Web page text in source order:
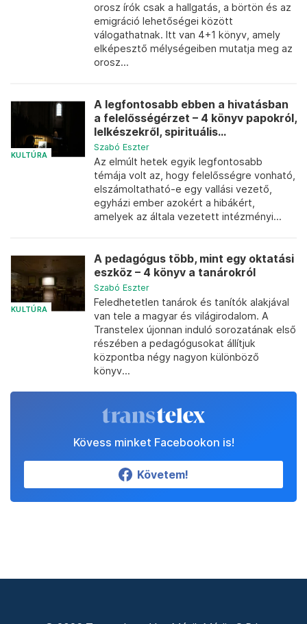
orosz írók csak a hallgatás, a börtön és az
emigráció lehetőségei között
válogathatnak. Itt van 4+1 könyv, amely
elképesztő mélységeiben mutatja meg az
orosz...
KULTÚRA
A legfontosabb ebben a hivatásban
a felelősségérzet – 4 könyv papokról,
lelkészekről, spirituális...
Szabó Eszter
Az elmúlt hetek egyik legfontosabb
témája volt az, hogy felelősségre vonható,
elszámoltatható-e egy vallási vezető,
egyházi ember azokért a hibákért,
amelyek az általa vezetett intézményi...
KULTÚRA
A pedagógus több, mint egy oktatási
eszköz – 4 könyv a tanárokról
Szabó Eszter
Feledhetetlen tanárok és tanítók alakjával
van tele a magyar és világirodalom. A
Transtelex újonnan induló sorozatának első
részében a pedagógusokat állítjuk
központba négy nagyon különböző
könyv...
Kövess minket Facebookon is!
Követem!